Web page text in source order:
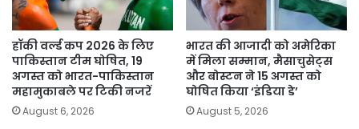
हॉकी वर्ल्ड कप 2026 के लिए
पाकिस्तान टीम घोषित, 19
अगस्त को भारत-पाकिस्तान
महामुकाबले पर टिकी नजरें
August 6, 2026
भारत की आजादी को अमेरिका
में मिला सम्मान, मैसाचुसेट्स
और बोस्टन ने 15 अगस्त को
घोषित किया ‘इंडिया डे’
August 5, 2026